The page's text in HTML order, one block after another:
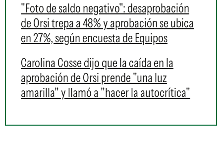
"Foto de saldo negativo": desaprobación
de Orsi trepa a 48% y aprobación se ubica
en 27%, según encuesta de Equipos
Carolina Cosse dijo que la caída en la
aprobación de Orsi prende "una luz
amarilla" y llamó a "hacer la autocrítica"